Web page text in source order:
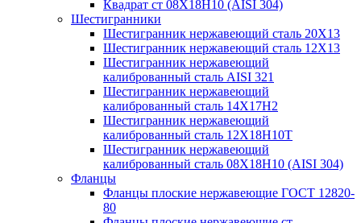
Квадрат ст 08Х18Н10 (AISI 304)
Шестигранники
Шестигранник нержавеющий сталь 20Х13
Шестигранник нержавеющий сталь 12Х13
Шестигранник нержавеющий
калиброванный сталь AISI 321
Шестигранник нержавеющий
калиброванный сталь 14Х17Н2
Шестигранник нержавеющий
калиброванный сталь 12Х18Н10Т
Шестигранник нержавеющий
калиброванный сталь 08Х18Н10 (AISI 304)
Фланцы
Фланцы плоские нержавеющие ГОСТ 12820-
80